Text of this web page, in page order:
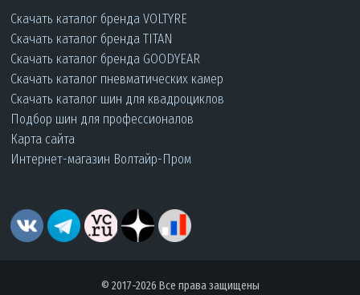
Скачать каталог бренда VOLTYRE
Скачать каталог бренда TITAN
Скачать каталог бренда GOODYEAR
Скачать каталог пневматических камер
Скачать каталог шин для квадроциклов
Подбор шин для профессионалов
Карта сайта
Интернет-магазин Волтайр-Пром
© 2017-2026 Все права защищены